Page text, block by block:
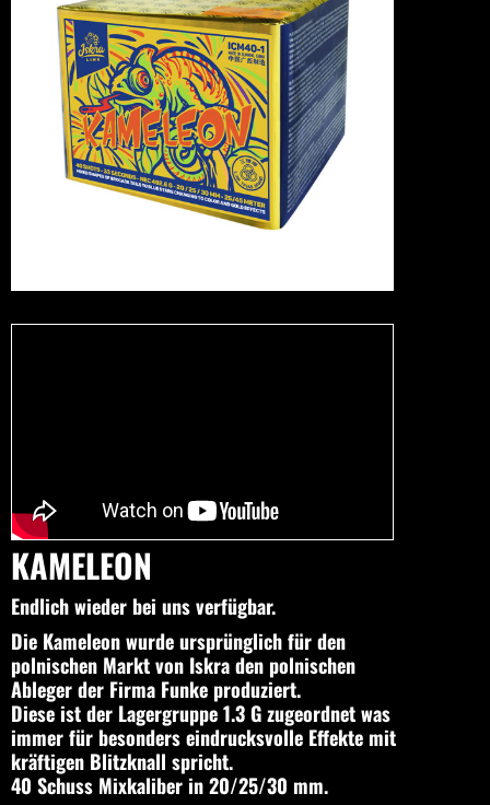
KAMELEON
Endlich wieder bei uns verfügbar.
Die Kameleon wurde ursprünglich für den
polnischen Markt von Iskra den polnischen
Ableger der Firma Funke produziert.
Diese ist der Lagergruppe 1.3 G zugeordnet was
immer für besonders eindrucksvolle Effekte mit
kräftigen Blitzknall spricht.
40 Schuss Mixkaliber in 20/25/30 mm.